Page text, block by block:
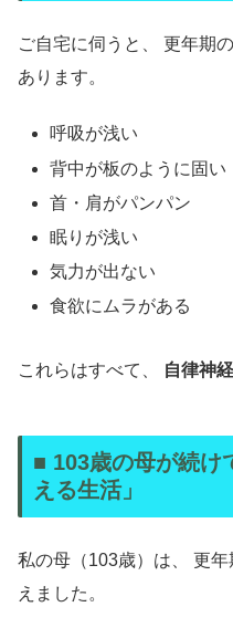
ご自宅に伺うと、 更年期
あります。
呼吸が浅い
背中が板のように固い
首・肩がパンパン
眠りが浅い
気力が出ない
食欲にムラがある
これらはすべて、 自律神
■ 103歳の母が続け
える生活」
私の母（103歳）は、 更
えました。